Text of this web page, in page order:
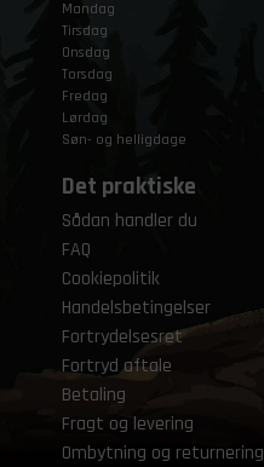
Mandag
Tirsdag
Onsdag
Torsdag
Fredag
Lørdag
Søn- og helligdage
Det praktiske
Sådan handler du
FAQ
Cookiepolitik
Handelsbetingelser
Fortrydelsesret
Fortryd aftale
Betaling
Fragt og levering
Ombytning og returnering